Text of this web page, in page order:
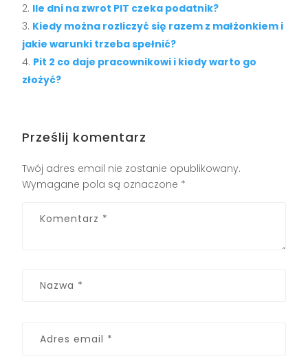
Ile dni na zwrot PIT czeka podatnik?
Kiedy można rozliczyć się razem z małżonkiem i
jakie warunki trzeba spełnić?
Pit 2 co daje pracownikowi i kiedy warto go
złożyć?
Prześlij komentarz
Twój adres email nie zostanie opublikowany.
Wymagane pola są oznaczone *